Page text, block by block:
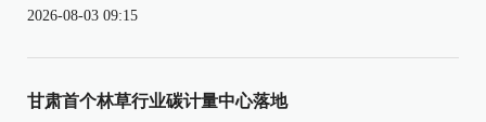
2026-08-03 09:15
甘肃首个林草行业碳计量中心落地